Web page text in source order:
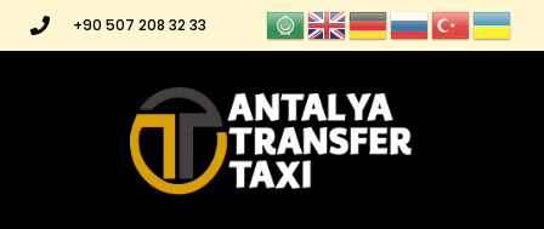
+90 507 208 32 33